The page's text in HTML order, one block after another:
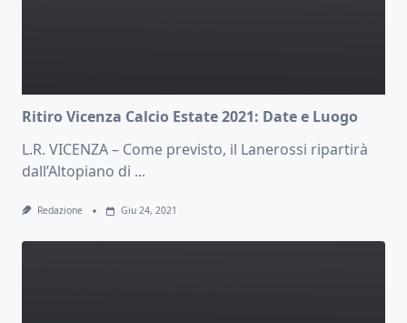
Ritiro Vicenza Calcio Estate 2021: Date e Luogo
L.R. VICENZA – Come previsto, il Lanerossi ripartirà
dall’Altopiano di ...
Redazione Giu 24, 2021